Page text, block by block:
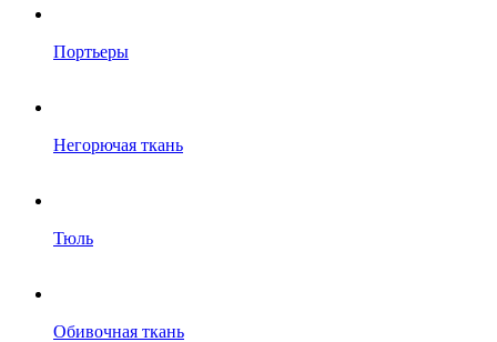
Портьеры
Негорючая ткань
Тюль
Обивочная ткань